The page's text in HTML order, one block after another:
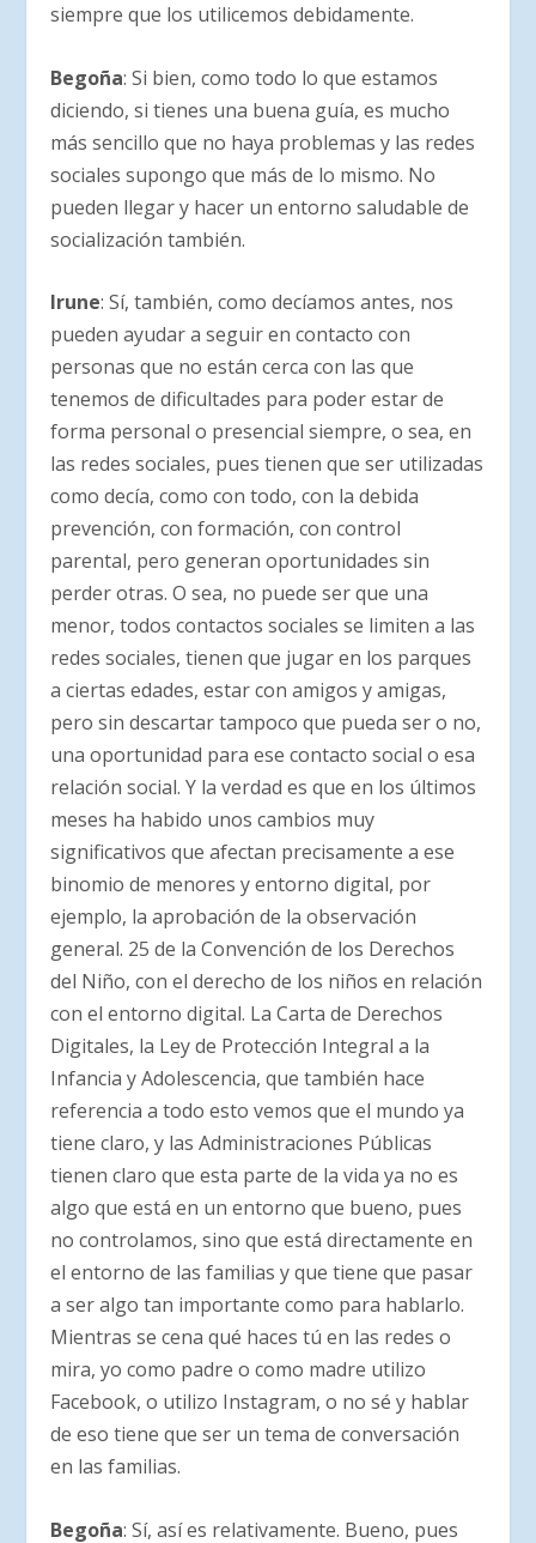
siempre que los utilicemos debidamente.
Begoña: Si bien, como todo lo que estamos
diciendo, si tienes una buena guía, es mucho
más sencillo que no haya problemas y las redes
sociales supongo que más de lo mismo. No
pueden llegar y hacer un entorno saludable de
socialización también.
Irune: Sí, también, como decíamos antes, nos
pueden ayudar a seguir en contacto con
personas que no están cerca con las que
tenemos de dificultades para poder estar de
forma personal o presencial siempre, o sea, en
las redes sociales, pues tienen que ser utilizadas
como decía, como con todo, con la debida
prevención, con formación, con control
parental, pero generan oportunidades sin
perder otras. O sea, no puede ser que una
menor, todos contactos sociales se limiten a las
redes sociales, tienen que jugar en los parques
a ciertas edades, estar con amigos y amigas,
pero sin descartar tampoco que pueda ser o no,
una oportunidad para ese contacto social o esa
relación social. Y la verdad es que en los últimos
meses ha habido unos cambios muy
significativos que afectan precisamente a ese
binomio de menores y entorno digital, por
ejemplo, la aprobación de la observación
general. 25 de la Convención de los Derechos
del Niño, con el derecho de los niños en relación
con el entorno digital. La Carta de Derechos
Digitales, la Ley de Protección Integral a la
Infancia y Adolescencia, que también hace
referencia a todo esto vemos que el mundo ya
tiene claro, y las Administraciones Públicas
tienen claro que esta parte de la vida ya no es
algo que está en un entorno que bueno, pues
no controlamos, sino que está directamente en
el entorno de las familias y que tiene que pasar
a ser algo tan importante como para hablarlo.
Mientras se cena qué haces tú en las redes o
mira, yo como padre o como madre utilizo
Facebook, o utilizo Instagram, o no sé y hablar
de eso tiene que ser un tema de conversación
en las familias.
Begoña: Sí, así es relativamente. Bueno, pues